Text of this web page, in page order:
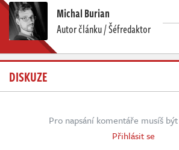
Michal Burian
Autor článku / Šéfredaktor
DISKUZE
Pro napsání komentáře musíš
Přihlásit se